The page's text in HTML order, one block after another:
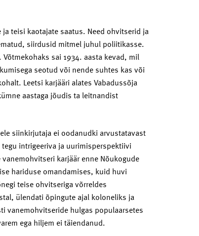
teisi kaotajate saatus. Need ohvitserid ja
siirdusid mitmel juhul poliitikasse.
sai 1934. aasta kevad, mil
seotud või nende suhtes kas või
Leetsi karjääri alates Vabadussõja
aastaga jõudis ta leitnandist
siinkirjutaja ei oodanudki arvustatavast
intrigeeriva ja uurimisperspektiivi
karjäär enne Nõukogude
hariduse omandamises, kuid huvi
teise ohvitseriga võrreldes
ülendati õpingute ajal koloneliks ja
vanemohvitseride hulgas populaarsetes
ega hiljem ei täiendanud.